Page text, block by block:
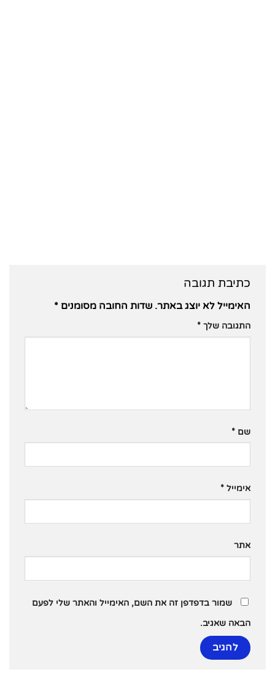
כתיבת תגובה
האימייל לא יוצג באתר. שדות החובה מסומנים *
התגובה שלך *
שם *
אימייל *
אתר
שמור בדפדפן זה את השם, האימייל והאתר שלי לפעם
הבאה שאגיב.